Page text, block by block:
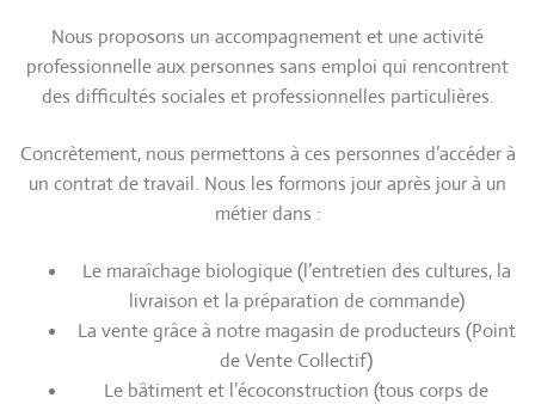
Nous proposons un accompagnement et une activité
professionnelle aux personnes sans emploi qui rencontrent
des difficultés sociales et professionnelles particulières.
Concrètement, nous permettons à ces personnes d’accéder à
un contrat de travail. Nous les formons jour après jour à un
métier dans :
Le maraîchage biologique (l’entretien des cultures, la
livraison et la préparation de commande)
La vente grâce à notre magasin de producteurs (Point
de Vente Collectif)
Le bâtiment et l’écoconstruction (tous corps de